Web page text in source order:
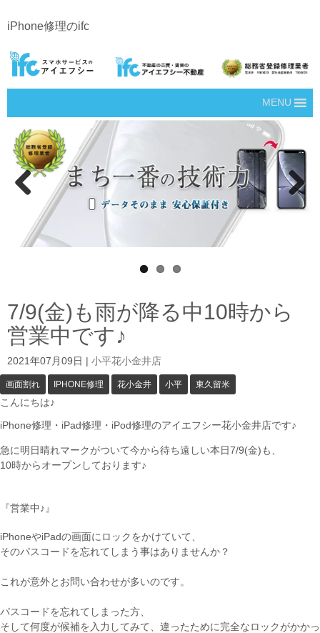
iPhone修理のifc
MENU
Next
7/9(金)も雨が降る中10時から
営業中です♪
2021年07月09日 小平花小金井店
画面割れ IPHONE修理 花小金井 小平 東久留米
こんにちは♪
iPhone修理・iPad修理・iPod修理のアイエフシー花小金井店です♪
急に明日晴れマークがついて今から待ち遠しい本日7/9(金)も、
10時からオープンしております♪
『営業中♪』
iPhoneやiPadの画面にロックをかけていて、
そのパスコードを忘れてしまう事はありませんか？
これが意外とお問い合わせが多いのです。
パスコードを忘れてしまった方、
そして何度が候補を入力してみて、違ったために完全なロックがかかっ